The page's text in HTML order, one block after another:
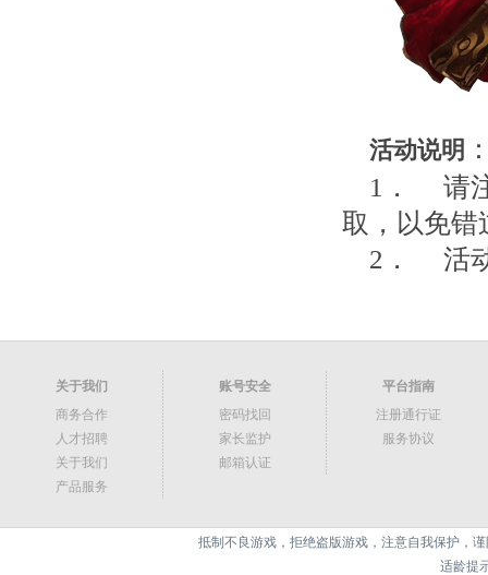
活动说明
1． 请注
取，以免错
2． 活动
关于我们
商务合作
人才招聘
关于我们
产品服务
账号安全
密码找回
家长监护
邮箱认证
平台指南
注册通行证
服务协议
抵制不良游戏，拒绝盗版游戏，注意自我保护，
适龄提